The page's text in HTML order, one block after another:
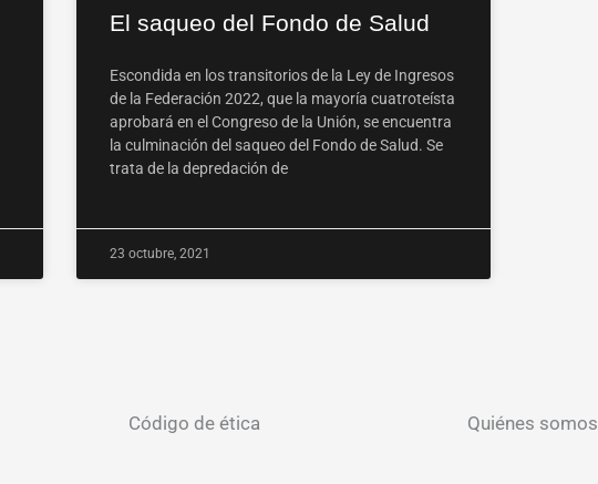
El saqueo del Fondo de Salud
Escondida en los transitorios de la Ley de Ingresos
de la Federación 2022, que la mayoría cuatroteísta
aprobará en el Congreso de la Unión, se encuentra
la culminación del saqueo del Fondo de Salud. Se
trata de la depredación de
23 octubre, 2021
Código de ética Quiénes somos